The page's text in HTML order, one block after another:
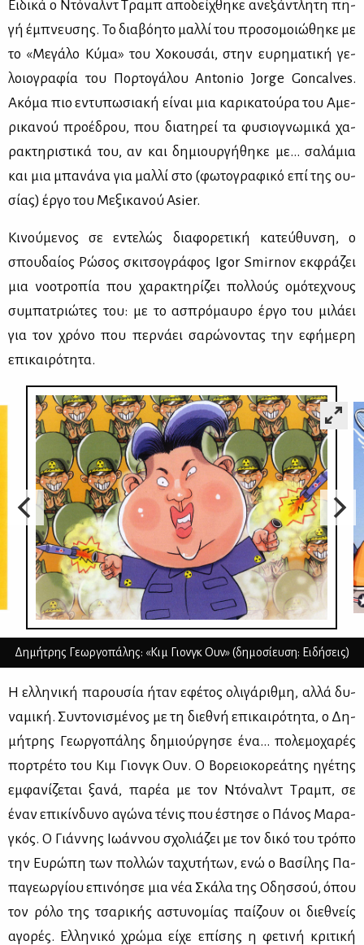
Ει­δι­κά ο Ντό­ναλντ Τραμπ απο­δεί­χθη­κε ανε­ξά­ντλη­τη πη­
γή έμπνευ­σης. Το δια­βό­η­το μαλ­λί του προ­σο­μοιώ­θη­κε με
το «Με­γά­λο Κύ­μα» του Χο­κου­σάι, στην ευ­ρη­μα­τι­κή γε­
λοιο­γρα­φία του Πορ­το­γά­λου Antonio Jorge Goncalves.
Ακό­μα πιο εντυ­πω­σια­κή εί­ναι μια κα­ρι­κα­τού­ρα του Αμε­
ρι­κα­νού προ­έ­δρου, που δια­τη­ρεί τα φυ­σιο­γνω­μι­κά χα­
ρα­κτη­ρι­στι­κά του, αν και δη­μιουρ­γή­θη­κε με… σα­λά­μια
και μια μπα­νά­να για μαλ­λί στο (φω­το­γρα­φι­κό επί της ου­
σί­ας) έρ­γο του Με­ξι­κα­νού Asier.
Κι­νού­με­νος σε εντε­λώς δια­φο­ρε­τι­κή κα­τεύ­θυν­ση, ο
σπου­δαί­ος Ρώ­σος σκι­τσο­γρά­φος Igor Smirnov εκ­φρά­ζει
μια νο­ο­τρο­πία που χα­ρα­κτη­ρί­ζει πολ­λούς ομό­τε­χνους
συ­μπα­τριώ­τες του: με το ασπρό­μαυ­ρο έρ­γο του μι­λά­ει
για τον χρό­νο που περ­νά­ει σα­ρώ­νο­ντας την εφή­με­ρη
επι­και­ρό­τη­τα.
Δημήτρης Γεωργοπάλης: «Κιμ Γιονγκ Ουν» (δημοσίευση: Ειδήσεις)
Η ελ­λη­νι­κή πα­ρου­σία ήταν εφέ­τος ολι­γά­ριθ­μη, αλ­λά δυ­
να­μι­κή. Συ­ντο­νι­σμέ­νος με τη διε­θνή επι­και­ρό­τη­τα, ο Δη­
μή­τρης Γε­ωρ­γο­πά­λης δη­μιούρ­γη­σε ένα… πο­λε­μο­χα­ρές
πορ­τρέ­το του Κιμ Γιονγκ Ουν. Ο Βο­ρειο­κο­ρε­ά­της ηγέ­της
εμ­φα­νί­ζε­ται ξα­νά, πα­ρέα με τον Ντό­ναλντ Τραμπ, σε
έναν επι­κίν­δυ­νο αγώ­να τέ­νις που έστη­σε ο Πά­νος Μα­ρα­
γκός. Ο Γιάν­νης Ιω­άν­νου σχο­λιά­ζει με τον δι­κό του τρό­πο
την Ευ­ρώ­πη των πολ­λών τα­χυ­τή­των, ενώ ο Βα­σί­λης Πα­
πα­γε­ωρ­γί­ου επι­νό­η­σε μια νέα Σκά­λα της Οδησ­σού, όπου
τον ρό­λο της τσα­ρι­κής αστυ­νο­μί­ας παί­ζουν οι διε­θνείς
αγο­ρές. Ελ­λη­νι­κό χρώ­μα εί­χε επί­σης η φε­τι­νή κρι­τι­κή